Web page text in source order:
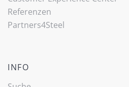
Referenzen
Partners4Steel
INFO